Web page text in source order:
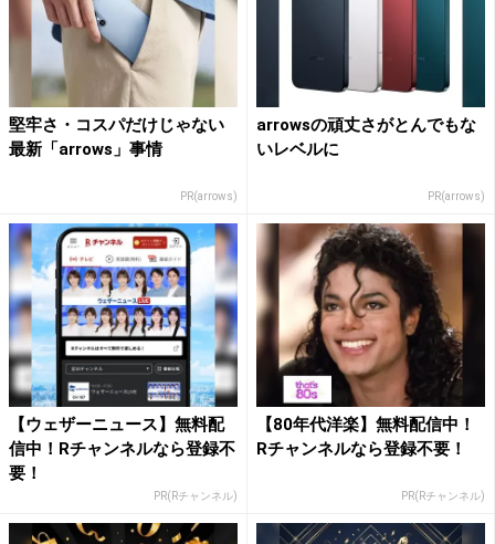
堅牢さ・コスパだけじゃない
最新「arrows」事情
PR(arrows)
arrowsの頑丈さがとんでもな
いレベルに
PR(arrows)
【ウェザーニュース】無料配
信中！Rチャンネルなら登録不
要！
PR(Rチャンネル)
【80年代洋楽】無料配信中！
Rチャンネルなら登録不要！
PR(Rチャンネル)